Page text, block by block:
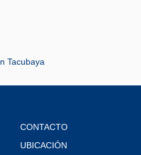
Tacubaya
CONTACTO
UBICACIÓN